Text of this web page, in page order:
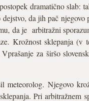
dramatično slab:
da jih pač
da je arbitražni
Krožnost sklepanja
za širšo
meteorolog. Njegovo
Pri arbitražnem